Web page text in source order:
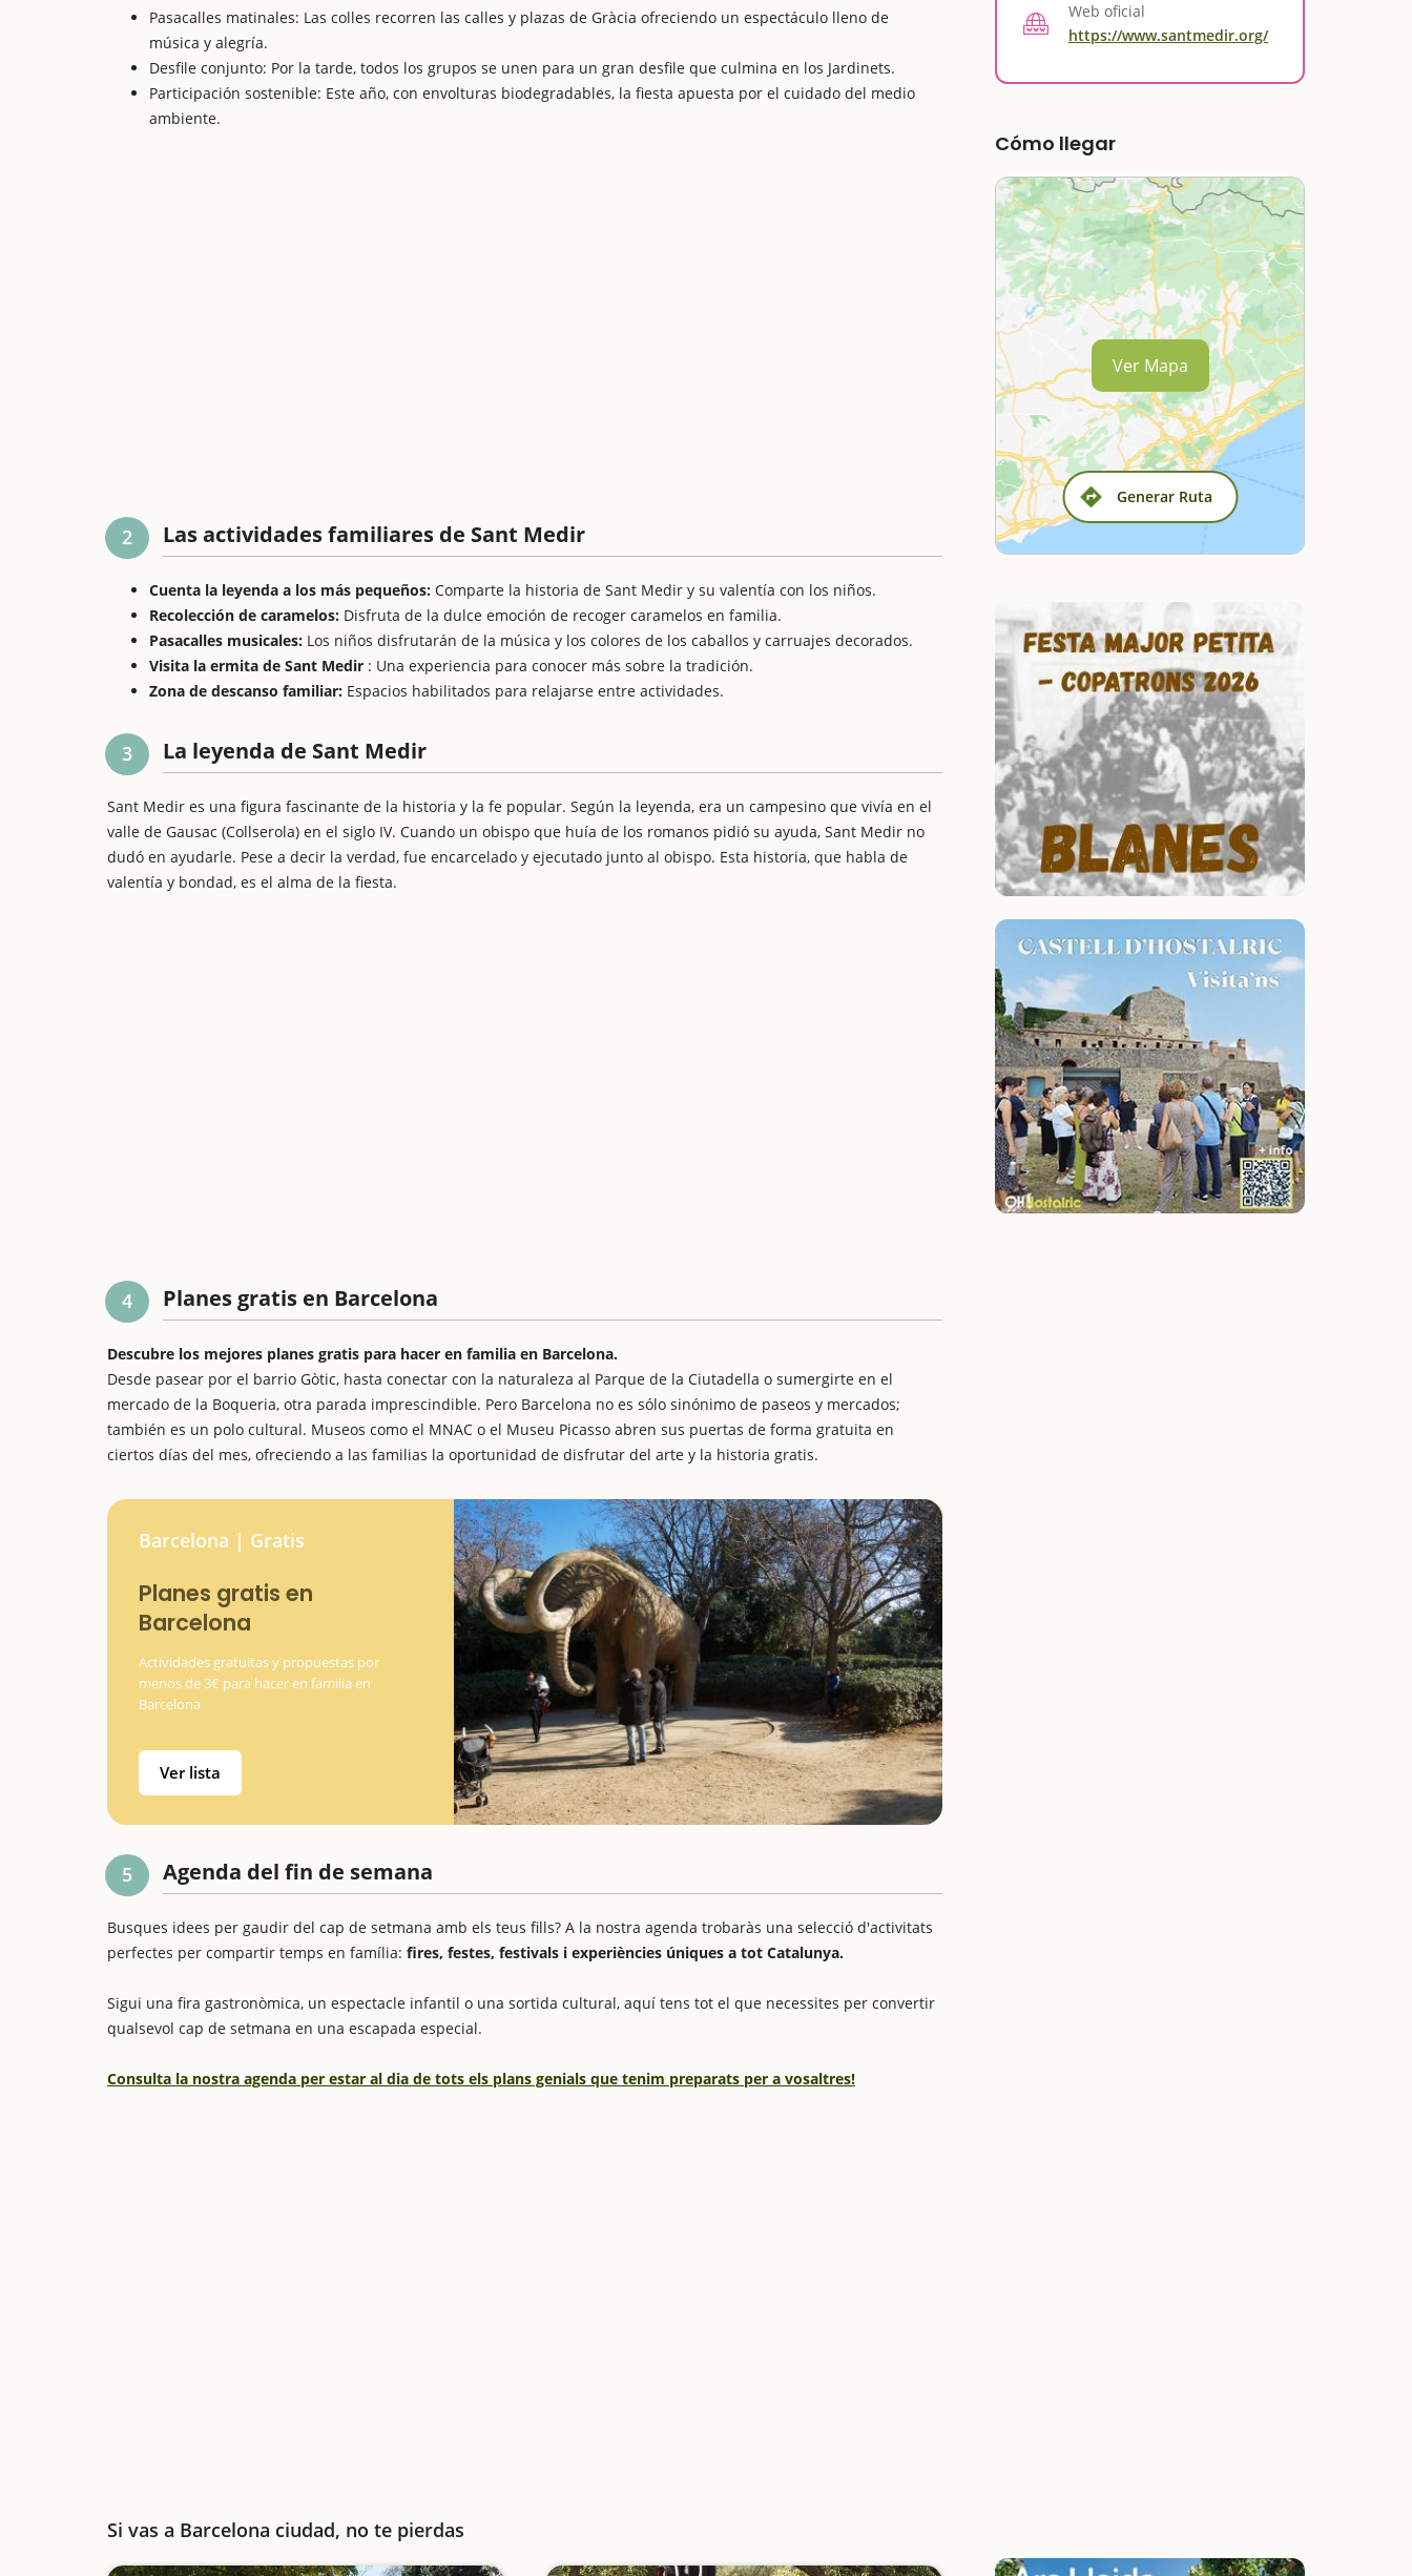
Pasacalles matinales: Las colles recorren las calles y plazas de Gràcia ofreciendo un espectáculo lleno de
música y alegría.
Desfile conjunto: Por la tarde, todos los grupos se unen para un gran desfile que culmina en los Jardinets.
Participación sostenible: Este año, con envolturas biodegradables, la fiesta apuesta por el cuidado del medio
ambiente.
2 Las actividades familiares de Sant Medir
Cuenta la leyenda a los más pequeños: Comparte la historia de Sant Medir y su valentía con los niños.
Recolección de caramelos: Disfruta de la dulce emoción de recoger caramelos en familia.
Pasacalles musicales: Los niños disfrutarán de la música y los colores de los caballos y carruajes decorados.
Visita la ermita de Sant Medir : Una experiencia para conocer más sobre la tradición.
Zona de descanso familiar: Espacios habilitados para relajarse entre actividades.
3 La leyenda de Sant Medir
Sant Medir es una figura fascinante de la historia y la fe popular. Según la leyenda, era un campesino que vivía en el
valle de Gausac (Collserola) en el siglo IV. Cuando un obispo que huía de los romanos pidió su ayuda, Sant Medir no
dudó en ayudarle. Pese a decir la verdad, fue encarcelado y ejecutado junto al obispo. Esta historia, que habla de
valentía y bondad, es el alma de la fiesta.
4 Planes gratis en Barcelona
Descubre los mejores planes gratis para hacer en familia en Barcelona.
Desde pasear por el barrio Gòtic, hasta conectar con la naturaleza al Parque de la Ciutadella o sumergirte en el
mercado de la Boqueria, otra parada imprescindible. Pero Barcelona no es sólo sinónimo de paseos y mercados;
también es un polo cultural. Museos como el MNAC o el Museu Picasso abren sus puertas de forma gratuita en
ciertos días del mes, ofreciendo a las familias la oportunidad de disfrutar del arte y la historia gratis.
Barcelona | Gratis
Planes gratis en
Barcelona
Actividades gratuitas y propuestas por
menos de 3€ para hacer en familia en
Barcelona
Ver lista
5 Agenda del fin de semana
Busques idees per gaudir del cap de setmana amb els teus fills? A la nostra agenda trobaràs una selecció d'activitats
perfectes per compartir temps en família: fires, festes, festivals i experiències úniques a tot Catalunya.
Sigui una fira gastronòmica, un espectacle infantil o una sortida cultural, aquí tens tot el que necessites per convertir
qualsevol cap de setmana en una escapada especial.
Consulta la nostra agenda per estar al dia de tots els plans genials que tenim preparats per a vosaltres!
Si vas a Barcelona ciudad, no te pierdas
Web oficial
https://www.santmedir.org/
Cómo llegar
Generar Ruta
Ver Mapa